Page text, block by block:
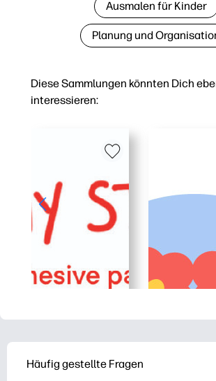
Diese Sammlungen könnten Dich
interessieren:
Ausmalen für Kinder
Planung und
Häufig gestellte Fragen